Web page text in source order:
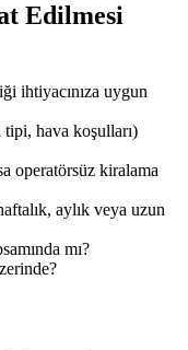
Edilmesi
ihtiyacınıza uygun
tipi, hava koşulları)
operatörsüz kiralama
aylık veya uzun
mı?